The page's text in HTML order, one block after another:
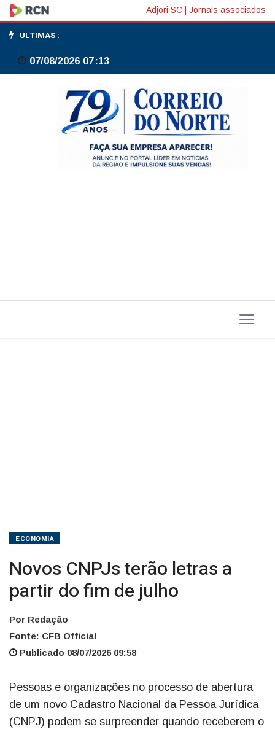
Novos
CNPJs
terão
Adjori SC Jornais associados
ULTIMAS :
07/08/2026 07:13
ECONOMIA
Novos CNPJs terão letras a
partir do fim de julho
Por Redação
Fonte: CFB Official
Publicado 08/07/2026 09:58
Pessoas e organizações no processo de abertura
de um novo Cadastro Nacional da Pessoa Jurídica
(CNPJ) podem se surpreender quando receberem o